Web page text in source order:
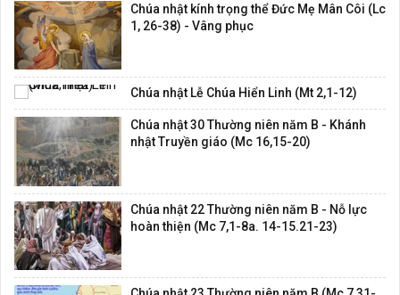
Chúa nhật kính trọng thể Đức Mẹ Mân Côi (Lc
1, 26-38) - Vâng phục
Chúa nhật Lễ Chúa Hiển Linh (Mt 2,1-12)
Chúa nhật 30 Thường niên năm B - Khánh
nhật Truyền giáo (Mc 16,15-20)
Chúa nhật 22 Thường niên năm B - Nỗ lực
hoàn thiện (Mc 7,1-8a. 14-15.21-23)